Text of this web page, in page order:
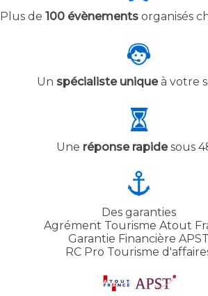
Plus de 100 évènementsorganisés
Un spécialiste uniqueà votre
Une réponse rapidesous
Des garanties
Agrément Tourisme Atout
Garantie Financière APST
RC Pro Tourisme